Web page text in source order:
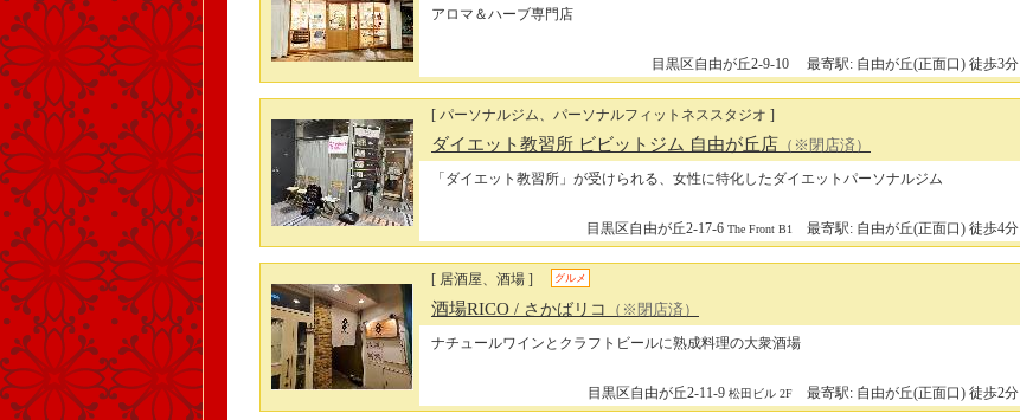
アロマ＆ハーブ専門店
目黒区自由が丘2-9-10 最寄駅: 自由が丘(正面口) 徒歩3分
[ パーソナルジム、パーソナルフィットネススタジオ ]
ダイエット教習所 ビビットジム 自由が丘店 （※閉店済）
「ダイエット教習所」が受けられる、女性に特化したダイエットパーソナルジム
目黒区自由が丘2-17-6 The Front B1 最寄駅: 自由が丘(正面口) 徒歩4分
[ 居酒屋、酒場 ] グルメ
酒場RICO / さかばリコ
（※閉店済）
ナチュールワインとクラフトビールに熟成料理の大衆酒場
目黒区自由が丘2-11-9 松田ビル 2F 最寄駅: 自由が丘(正面口) 徒歩2分